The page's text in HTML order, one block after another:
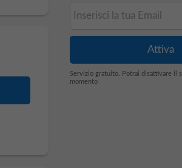
Servizio gratuito. Potrai disattivare il
momento